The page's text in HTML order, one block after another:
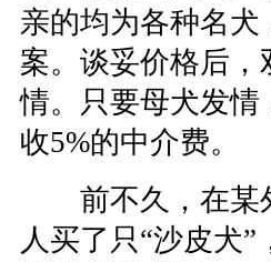
亲的均为各种名
案。谈妥价格后
情。只要母犬发情
收5%的中介费。
前不久，在某外
人买了只“沙皮犬